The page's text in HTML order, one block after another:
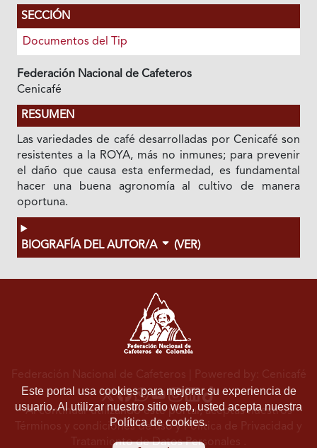
SECCIÓN
Documentos del Tip
Federación Nacional de Cafeteros
Cenicafé
RESUMEN
Las variedades de café desarrolladas por Cenicafé son
resistentes a la ROYA, más no inmunes; para prevenir
el daño que causa esta enfermedad, es fundamental
hacer una buena agronomía al cultivo de manera
oportuna.
BIOGRAFÍA DEL AUTOR/A (VER)
Este portal usa cookies para mejorar su experiencia de
usuario. Al utilizar nuestro sitio web, usted acepta nuestra
Política de cookies.
Federación Nacional de Cafeteros | Powered by: Cenicafé
Al continuar utilizando este portal, aceptas nuestros
Términos y condiciones de usoyPolítica de Privacidad y
Tratamiento de Datos Personales